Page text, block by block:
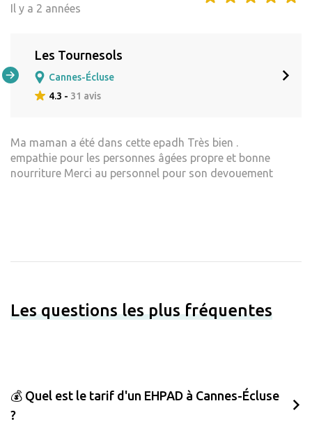
Il y a 2 années
Les Tournesols
Cannes-Écluse
4.3 - 31 avis
Ma maman a été dans cette epadh Très bien .
empathie pour les personnes âgées propre et bonne
nourriture Merci au personnel pour son devouement
Les questions les plus fréquentes
💰 Quel est le tarif d'un EHPAD à Cannes-Écluse
?